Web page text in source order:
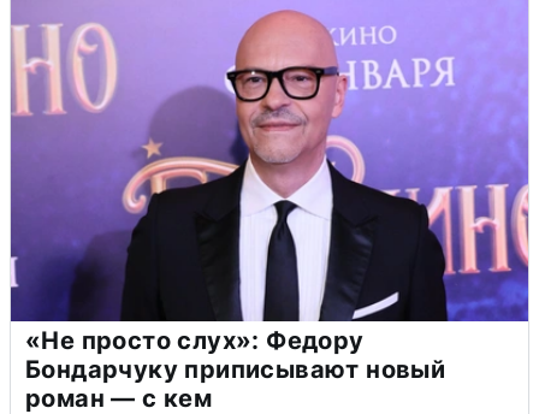
«Не просто слух»: Федору
Бондарчуку приписывают новый
роман — с кем